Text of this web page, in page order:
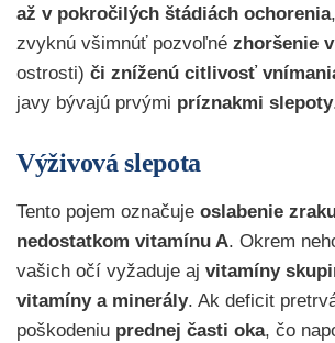
až v pokročilých štádiách ochorenia
zvyknú všimnúť pozvoľné zhoršenie
ostrosti) či zníženú citlivosť
javy bývajú prvými príznakmi slepoty
Výživová slepota
Tento pojem označuje oslabenie
nedostatkom vitamínu A. Okrem
vašich očí vyžaduje aj vitamíny
vitamíny a minerály. Ak deficit
poškodeniu prednej časti oka, čo